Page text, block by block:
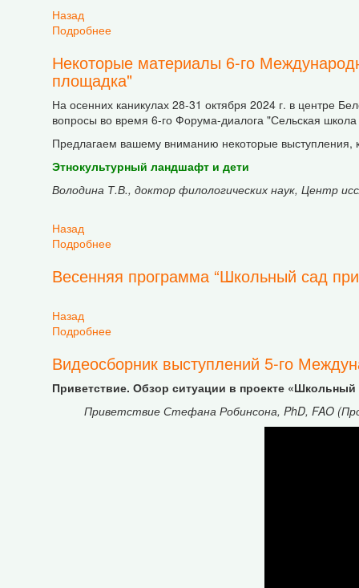
Назад
Подробнее
Некоторые материалы 6-го
площадка"
На осенних каникулах 28-31 октября 2024 г. в центре
вопросы во время 6-го Форума-диалога "Сельская
Предлагаем вашему вниманию некоторые
Этнокультурный ландшафт и дети
Володина Т.В., доктор филологических наук, Центр
Назад
Подробнее
Весенняя программа “Школьный сад
Назад
Подробнее
Видеосборник выступлений 5-го
Приветствие. Обзор ситуации в проекте «Школьный
Приветствие Стефана Робинсона, PhD, FAO